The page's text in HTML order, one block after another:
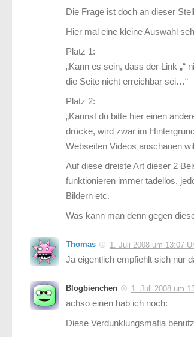
Die Frage ist doch an dieser
Hier mal eine kleine Auswahl
Platz 1:
„Kann es sein, dass der Link „“
die Seite nicht erreichbar sei…“
Platz 2:
„Kannst du bitte hier einen
drücke, wird zwar im
Webseiten Videos anschauen
Auf diese dreiste Art dieser 2
funktionieren immer tadellos,
Bildern etc.
Was kann man denn gegen
Thomas 1. Juli 2008 um 13:07
Ja eigentlich empfiehlt sich nur
Blogbienchen 1. Juli 2008 um
achso einen hab ich noch:
Diese Verdunklungsmafia